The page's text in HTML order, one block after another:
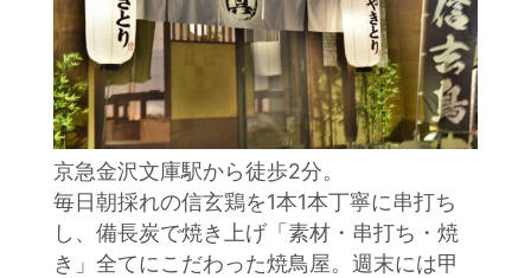
京急金沢文庫駅から徒歩2分。
毎日朝採れの信玄鶏を1本1本丁寧に串打ち
し、備長炭で焼き上げ「素材・串打ち・焼
き」全てにこだわった焼鳥屋。週末には甲